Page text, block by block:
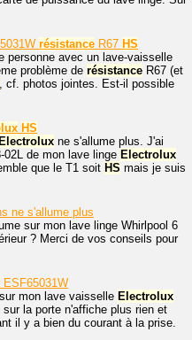
résistance R67 HS
personne avec un lave-vaisselle
problème de résistance R67 (et
, cf. photos jointes. Est-il possible
HS
Electrolux ne s'allume plus. J'ai
de mon lave linge Electrolux
que le T1 soit HS mais je suis
ne s'allume plus
sur mon lave linge Whirlpool 6
? Merci de vos conseils pour
ESF65031W
mon lave vaisselle Electrolux
la porte n'affiche plus rien et
il y a bien du courant à la prise.